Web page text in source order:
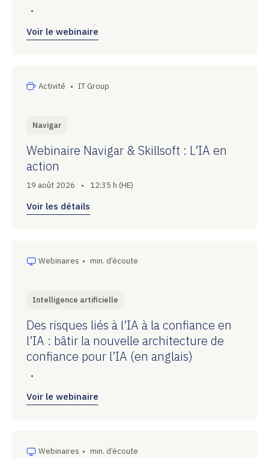
•
Voir le webinaire
Activité • IT Group
Navigar
Webinaire Navigar & Skillsoft : L’IA en
action
19 août 2026 • 12:35 h (HE)
Voir les détails
Webinaires • min. d’écoute
Intelligence artificielle
Des risques liés à l’IA à la confiance en
l’IA : bâtir la nouvelle architecture de
confiance pour l’IA (en anglais)
•
Voir le webinaire
Webinaires • min. d’écoute